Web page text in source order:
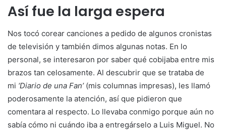
Así fue la larga espera
Nos tocó corear canciones a pedido de algunos cronistas
de televisión y también dimos algunas notas. En lo
personal, se interesaron por saber qué cobijaba entre mis
brazos tan celosamente. Al descubrir que se trataba de
mi ‘Diario de una Fan’ (mis columnas impresas), les llamó
poderosamente la atención, así que pidieron que
comentara al respecto. Lo llevaba conmigo porque aún no
sabía cómo ni cuándo iba a entregárselo a Luis Miguel. No